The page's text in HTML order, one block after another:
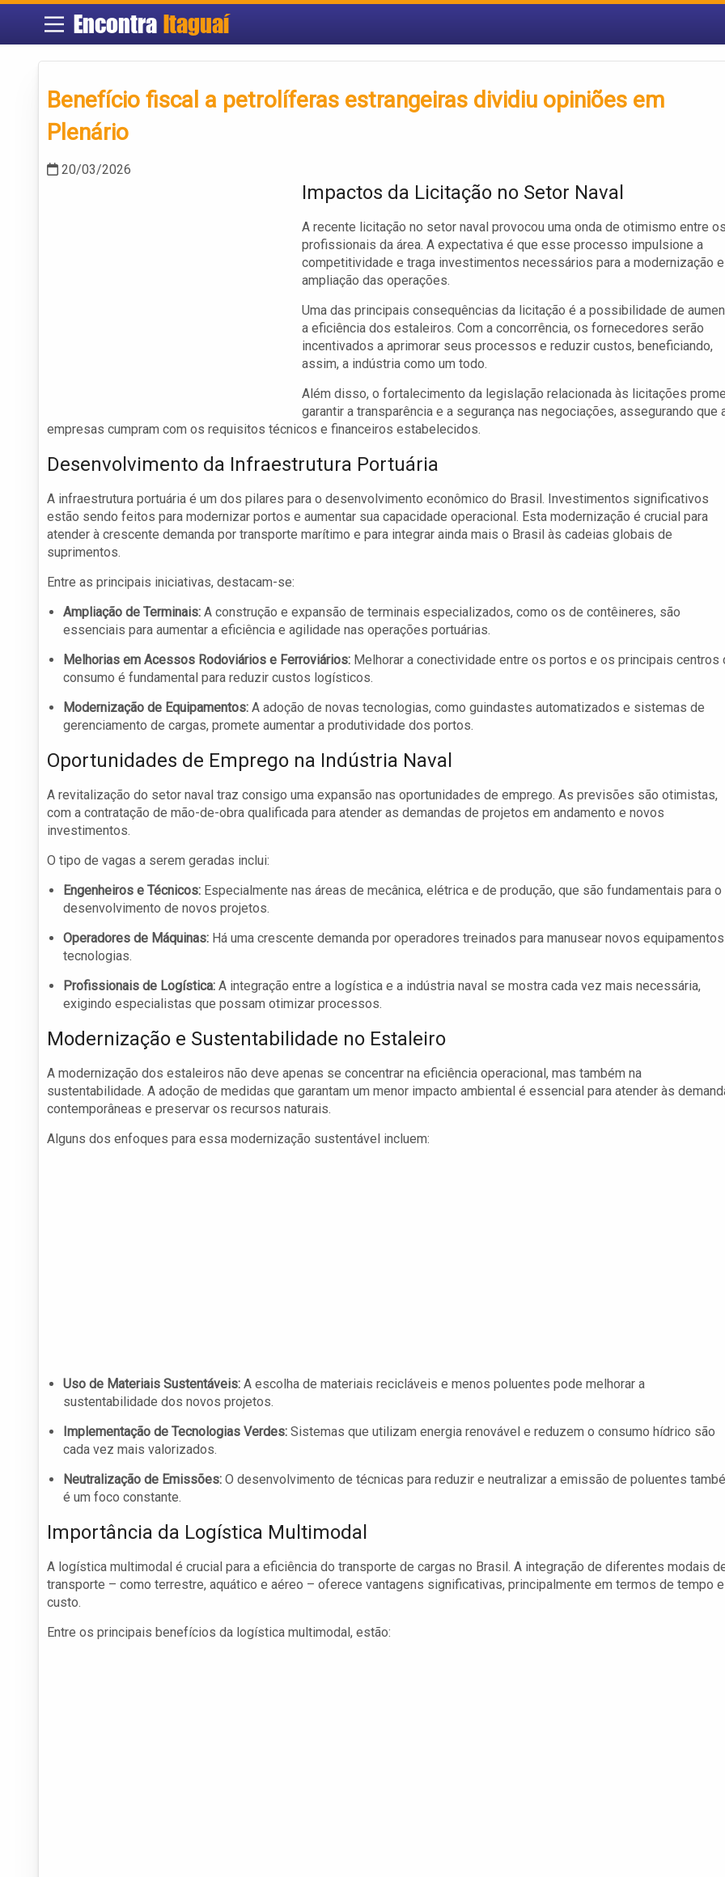
Encontra Itaguaí
Benefício fiscal a petrolíferas estrangeiras dividiu opiniões em
Plenário
20/03/2026
Impactos da Licitação no Setor Naval
A recente licitação no setor naval provocou uma onda de otimismo entre
profissionais da área. A expectativa é que esse processo impulsione a
competitividade e traga investimentos necessários para a modernização e
ampliação das operações.
Uma das principais consequências da licitação é a possibilidade de
a eficiência dos estaleiros. Com a concorrência, os fornecedores serão
incentivados a aprimorar seus processos e reduzir custos, beneficiando,
assim, a indústria como um todo.
Além disso, o fortalecimento da legislação relacionada às licitações
garantir a transparência e a segurança nas negociações, assegurando que
empresas cumpram com os requisitos técnicos e financeiros estabelecidos.
Desenvolvimento da Infraestrutura Portuária
A infraestrutura portuária é um dos pilares para o desenvolvimento econômico do Brasil. Investimentos significativos
estão sendo feitos para modernizar portos e aumentar sua capacidade operacional. Esta modernização é crucial para
atender à crescente demanda por transporte marítimo e para integrar ainda mais o Brasil às cadeias globais de
suprimentos.
Entre as principais iniciativas, destacam-se:
Ampliação de Terminais: A construção e expansão de terminais especializados, como os de contêineres, são
essenciais para aumentar a eficiência e agilidade nas operações portuárias.
Melhorias em Acessos Rodoviários e Ferroviários: Melhorar a conectividade entre os portos e os principais centros
consumo é fundamental para reduzir custos logísticos.
Modernização de Equipamentos: A adoção de novas tecnologias, como guindastes automatizados e sistemas de
gerenciamento de cargas, promete aumentar a produtividade dos portos.
Oportunidades de Emprego na Indústria Naval
A revitalização do setor naval traz consigo uma expansão nas oportunidades de emprego. As previsões são otimistas,
com a contratação de mão-de-obra qualificada para atender as demandas de projetos em andamento e novos
investimentos.
O tipo de vagas a serem geradas inclui:
Engenheiros e Técnicos: Especialmente nas áreas de mecânica, elétrica e de produção, que são fundamentais para o
desenvolvimento de novos projetos.
Operadores de Máquinas: Há uma crescente demanda por operadores treinados para manusear novos
tecnologias.
Profissionais de Logística: A integração entre a logística e a indústria naval se mostra cada vez mais necessária,
exigindo especialistas que possam otimizar processos.
Modernização e Sustentabilidade no Estaleiro
A modernização dos estaleiros não deve apenas se concentrar na eficiência operacional, mas também na
sustentabilidade. A adoção de medidas que garantam um menor impacto ambiental é essencial para atender às
contemporâneas e preservar os recursos naturais.
Alguns dos enfoques para essa modernização sustentável incluem:
Uso de Materiais Sustentáveis: A escolha de materiais recicláveis e menos poluentes pode melhorar a
sustentabilidade dos novos projetos.
Implementação de Tecnologias Verdes: Sistemas que utilizam energia renovável e reduzem o consumo hídrico são
cada vez mais valorizados.
Neutralização de Emissões: O desenvolvimento de técnicas para reduzir e neutralizar a emissão de poluentes
é um foco constante.
Importância da Logística Multimodal
A logística multimodal é crucial para a eficiência do transporte de cargas no Brasil. A integração de diferentes modais
transporte – como terrestre, aquático e aéreo – oferece vantagens significativas, principalmente em termos de tempo e
custo.
Entre os principais benefícios da logística multimodal, estão: